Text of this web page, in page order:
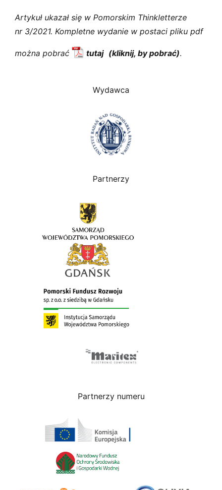
Artykuł ukazał się w Pomorskim Thinkletterze
nr 3/2021. Kompletne wydanie w postaci pliku pdf
można pobrać tutaj .
Wydawca
Partnerzy
Partnerzy numeru